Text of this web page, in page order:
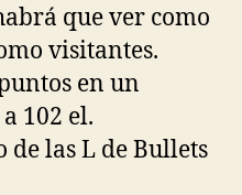
que ver como
visitantes.
en un
102 el.
las L de Bullets